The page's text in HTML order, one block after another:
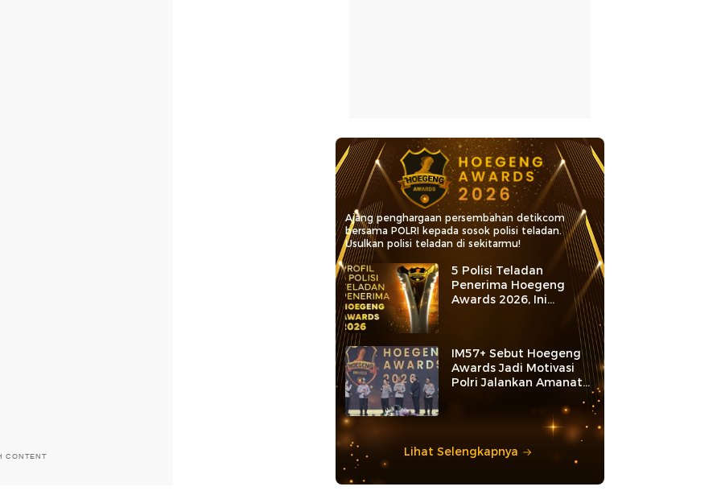
CONTENT
Ajang penghargaan persembahan detikcom
bersama POLRI kepada sosok polisi teladan.
Usulkan polisi teladan di sekitarmu!
5 Polisi Teladan
Penerima Hoegeng
Awards 2026, Ini
Kategori dan Kiprahnya
IM57+ Sebut Hoegeng
Awards Jadi Motivasi
Polri Jalankan Amanat
Lihat Selengkapnya